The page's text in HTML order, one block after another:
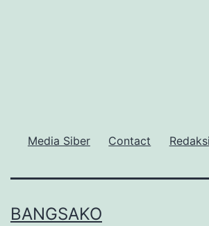
Media Siber Contact Redaksi
BANGSAKO